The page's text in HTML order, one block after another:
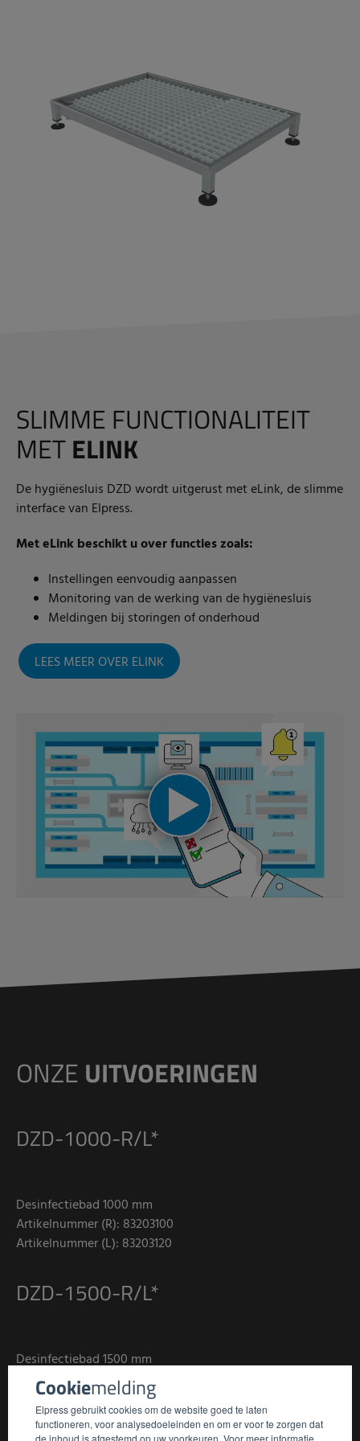
Cookiemelding
Elpress gebruikt cookies om de website goed te laten
functioneren, voor analysedoeleinden en om er voor te zorgen dat
de inhoud is afgestemd op uw voorkeuren. Voor meer informatie
SLIMME FUNCTIONALITEIT
METELINK
De hygiënesluis DZD wordt uitgerust met eLink, de slimme
interface van Elpress.
Met eLink beschikt u over functies zoals:
Instellingen eenvoudig aanpassen
Monitoring van de werking van de hygiënesluis
Meldingen bij storingen of onderhoud
LEES MEER OVER ELINK
ONZE UITVOERINGEN
DZD-1000-R/L*
Desinfectiebad 1000 mm
Artikelnummer (R): 83203100
Artikelnummer (L): 83203120
DZD-1500-R/L*
Desinfectiebad 1500 mm
Artikelnummer (R): 83203140
Artikelnummer (L): 83203160